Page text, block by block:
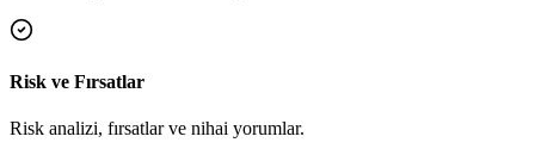
Risk ve Fırsatlar
Risk analizi, fırsatlar ve nihai yorumlar.